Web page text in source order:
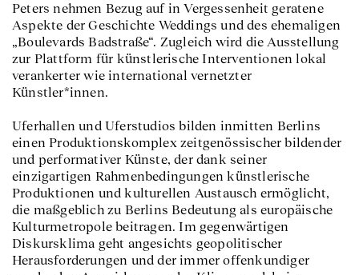
Peters nehmen Bezug auf in Vergessenheit geratene
Aspekte der Geschichte Weddings und des ehemaligen
„Boulevards Badstraße“. Zugleich wird die Ausstellung
zur Plattform für künstlerische Interventionen lokal
verankerter wie international vernetzter
Künstler*innen.
Uferhallen und Uferstudios bilden inmitten Berlins
einen Produktionskomplex zeitgenössischer bildender
und performativer Künste, der dank seiner
einzigartigen Rahmenbedingungen künstlerische
Produktionen und kulturellen Austausch ermöglicht,
die maßgeblich zu Berlins Bedeutung als europäische
Kulturmetropole beitragen. Im gegenwärtigen
Diskursklima geht angesichts geopolitischer
Herausforderungen und der immer offenkundiger